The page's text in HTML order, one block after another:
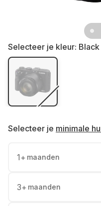
Selecteer je kleur: Black
Selecteer je minimale
1+ maanden
3+ maanden